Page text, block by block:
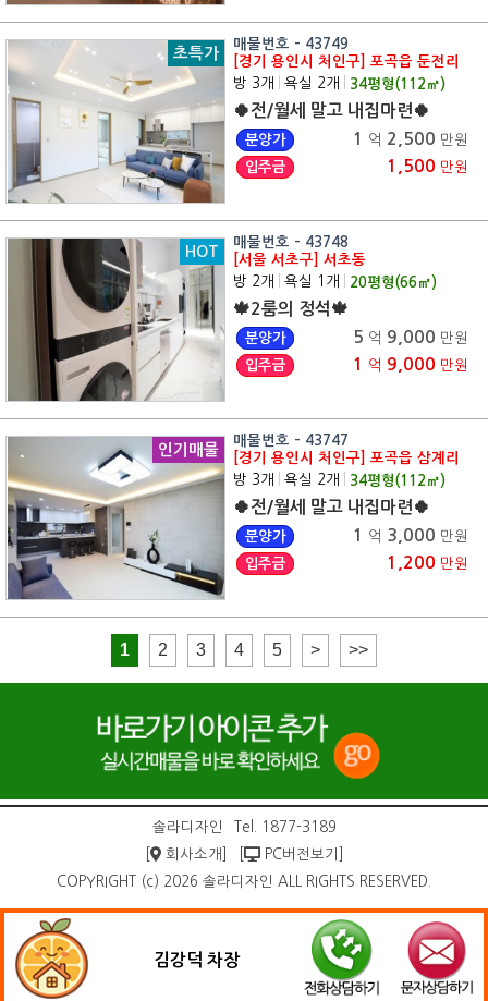
초특가
매물번호 - 43749
[경기 용인시 처인구] 포곡읍 둔전리
방 3개
욕실 2개 34평형(112 ㎡)
🍀전/월세 말고 내집마련🍀
분양가 1 억 2,500 만원
입주금
1,500 만원
HOT
매물번호 - 43748
[서울 서초구] 서초동
방 2개
욕실 1개 20평형(66㎡)
🍁2룸의 정석🍁
분양가 5 억 9,000 만원
입주금
1 억 9,000 만원
인기매물
매물번호 - 43747
[경기 용인시 처인구] 포곡읍 삼계리
방 3개
욕실 2개 34평형(112 ㎡)
🍀전/월세 말고 내집마련🍀
분양가 1 억 3,000 만원
입주금
1,200 만원
1 2 3 4 5 > >>
솔라디자인
Tel. 1877-3189
회사소개]
PC버전보기]
COPYRIGHT (c) 2026 솔라디자인 ALL RIGHTS RESERVED.
김강덕 차장